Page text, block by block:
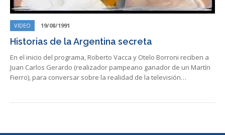
VIDEO 19/08/1991
Historias de la Argentina secreta
En el inicio del programa, Roberto Vacca y Otelo Borroni reciben a
Juan Carlos Gerardo (realizador pampeano ganador de un Martín
Fierro), para conversar sobre la realidad de la televisión…